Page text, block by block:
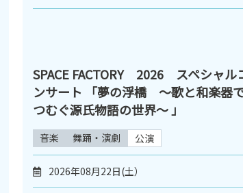
SPACE FACTORY 2026 スペシャル
ンサート 「夢の浮橋 ～歌と和楽器
つむぐ源氏物語の世界～ 」
音楽 舞踊・演劇 公演
2026年08月22日(土）